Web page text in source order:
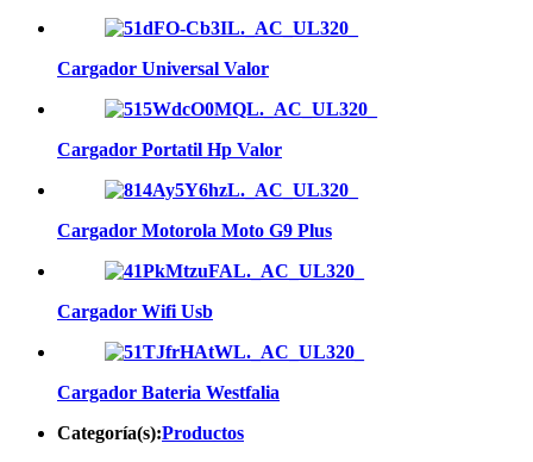
Cargador Universal Valor
Cargador Portatil Hp Valor
Cargador Motorola Moto G9 Plus
Cargador Wifi Usb
Cargador Bateria Westfalia
Categoría(s):Productos